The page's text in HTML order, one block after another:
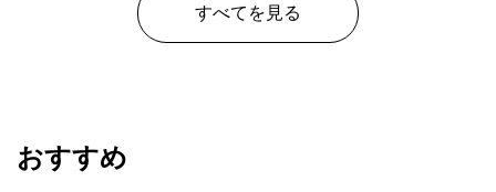
すべてを見る
おすすめ